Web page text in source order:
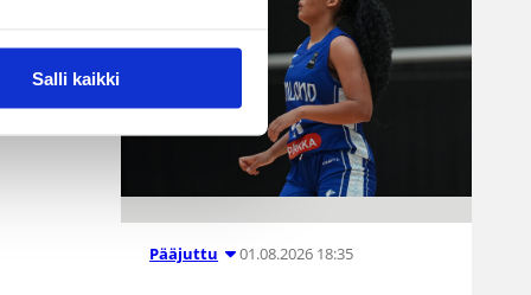
Salli kaikki
Pääjuttu 01.08.2026 18:35